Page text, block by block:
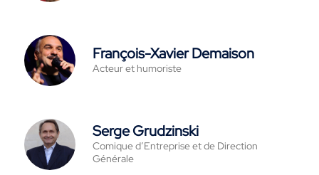
François-Xavier Demaison
Acteur et humoriste
Serge Grudzinski
Comique d’Entreprise et de Direction
Générale